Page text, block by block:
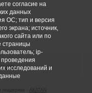
согласие на
данных
ОС; тип и версия
экрана; источник,
сайта или по
страницы
ip-
исследований и